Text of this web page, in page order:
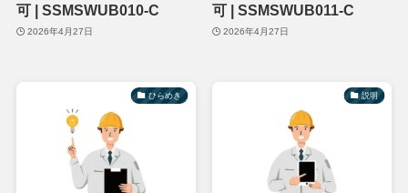
可 | SSMSWUB010-C
2026年4月27日
可 | SSMSWUB011-C
2026年4月27日
ひらめき 説明